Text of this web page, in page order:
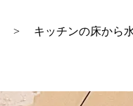
> キッチンの床から